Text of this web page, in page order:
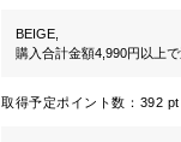
BEIGE,
購入合計金額4,990円以上
取得予定ポイント数： 392 pt